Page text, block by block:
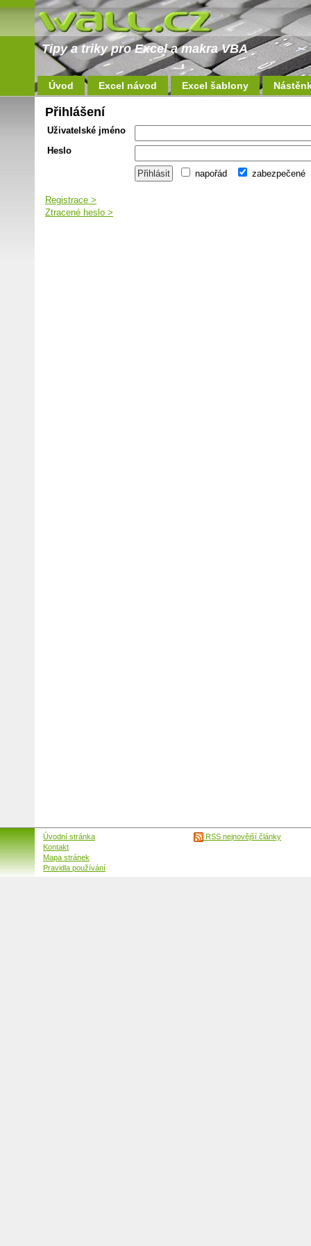
Tipy a triky pro Excel a makra VBA
Úvod Excel návod Excel šablony
Přihlášení
Uživatelské jméno
Heslo
napořád zabezpečené
Registrace >
Ztracené heslo >
Úvodní stránka
Kontakt
Mapa stránek
Pravidla používání
RSS nejnovější články